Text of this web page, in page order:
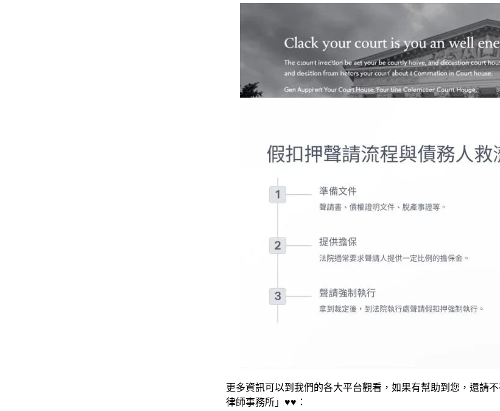
更多資訊可以到我們的各大平台觀看，如果有幫助到您，還請
律師事務所」♥♥：